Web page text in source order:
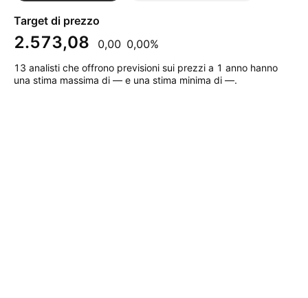
Target di prezzo
2.573,08 0,00 0,00%
13 analisti che offrono previsioni sui prezzi a 1 anno hanno
una stima massima di — e una stima minima di —.